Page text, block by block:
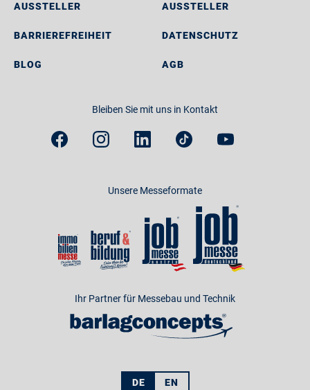
AUSSTELLER
BARRIEREFREIHEIT
BLOG
AUSSTELLER
DATENSCHUTZ
AGB
Bleiben Sie mit uns in Kontakt
Unsere Messeformate
Ihr Partner für Messebau und Technik
DE EN